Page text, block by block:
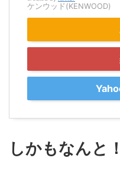
ケンウッド(KENWOOD)
しかもなんと！